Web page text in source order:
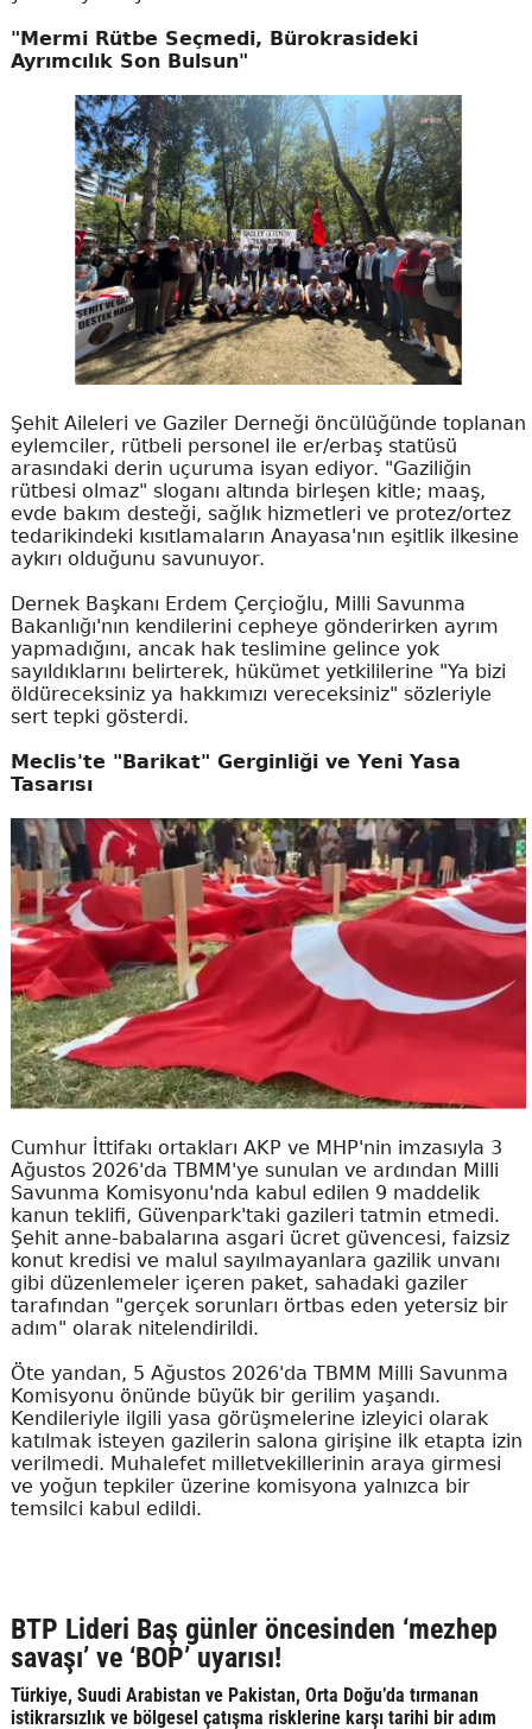
"Mermi Rütbe Seçmedi, Bürokrasideki
Ayrımcılık Son Bulsun"
Şehit Aileleri ve Gaziler Derneği öncülüğünde toplanan
eylemciler, rütbeli personel ile er/erbaş statüsü
arasındaki derin uçuruma isyan ediyor. "Gaziliğin
rütbesi olmaz" sloganı altında birleşen kitle; maaş,
evde bakım desteği, sağlık hizmetleri ve protez/ortez
tedarikindeki kısıtlamaların Anayasa'nın eşitlik ilkesine
aykırı olduğunu savunuyor.
Dernek Başkanı Erdem Çerçioğlu, Milli Savunma
Bakanlığı'nın kendilerini cepheye gönderirken ayrım
yapmadığını, ancak hak teslimine gelince yok
sayıldıklarını belirterek, hükümet yetkililerine "Ya bizi
öldüreceksiniz ya hakkımızı vereceksiniz" sözleriyle
sert tepki gösterdi.
Meclis'te "Barikat" Gerginliği ve Yeni Yasa
Tasarısı
Cumhur İttifakı ortakları AKP ve MHP'nin imzasıyla 3
Ağustos 2026'da TBMM'ye sunulan ve ardından Milli
Savunma Komisyonu'nda kabul edilen 9 maddelik
kanun teklifi, Güvenpark'taki gazileri tatmin etmedi.
Şehit anne-babalarına asgari ücret güvencesi, faizsiz
konut kredisi ve malul sayılmayanlara gazilik unvanı
gibi düzenlemeler içeren paket, sahadaki gaziler
tarafından "gerçek sorunları örtbas eden yetersiz bir
adım" olarak nitelendirildi.
Öte yandan, 5 Ağustos 2026'da TBMM Milli Savunma
Komisyonu önünde büyük bir gerilim yaşandı.
Kendileriyle ilgili yasa görüşmelerine izleyici olarak
katılmak isteyen gazilerin salona girişine ilk etapta izin
verilmedi. Muhalefet milletvekillerinin araya girmesi
ve yoğun tepkiler üzerine komisyona yalnızca bir
temsilci kabul edildi.
BTP Lideri Baş günler öncesinden ‘mezhep
savaşı’ ve ‘BOP’ uyarısı!
Türkiye, Suudi Arabistan ve Pakistan, Orta Doğu’da tırmanan
istikrarsızlık ve bölgesel çatışma risklerine karşı tarihi bir adım